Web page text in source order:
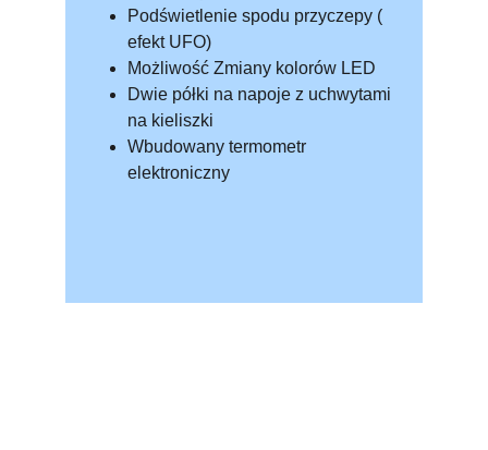
Podświetlenie spodu przyczepy (
efekt UFO)
Możliwość Zmiany kolorów LED
Dwie półki na napoje z uchwytami
na kieliszki
Wbudowany termometr
elektroniczny